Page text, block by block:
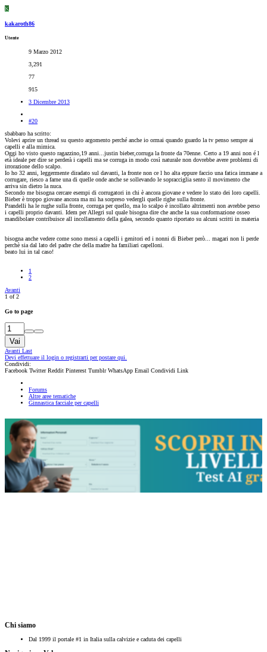
K
kakaroth86
Utente
9 Marzo 2012
3,291
77
915
3 Dicembre 2013
#20
sbabbaro ha scritto:
Volevi aprire un thread su questo argomento perché anche io ormai quando guardo la tv penso sempre ai
capelli e alla mimica.
Oggi ho visto questo ragazzino,19 anni...justin bieber,corruga la fronte da 70enne. Certo a 19 anni non é l
età ideale per dire se perderà i capelli ma se corruga in modo così naturale non dovrebbe avere problemi di
irrorazione dello scalpo.
Io ho 32 anni, leggermente diradato sul davanti, la fronte non ce l ho alta eppure faccio una fatica immane a
corrugare, riesco a farne una di quelle onde anche se sollevando le sopracciglia sento il movimento che
arriva sin dietro la nuca.
Secondo me bisogna cercare esempi di corrugatori in chi è ancora giovane e vedere lo stato dei loro capelli.
Bieber è troppo giovane ancora ma mi ha sorpreso vedergli quelle righe sulla fronte.
Prandelli ha le rughe sulla fronte, corruga per quello, ma lo scalpo è incollato altrimenti non avrebbe perso
i capelli proprio davanti. Idem per Allegri sul quale bisogna dire che anche la sua conformazione osseo
mandibolare contribuisce all incollamento della galea, secondo quanto riportato su alcuni scritti in materia
bisogna anche vedere come sono messi a capelli i genitori ed i nonni di Bieber però... magari non li perde
perchè sia dal lato del padre che della madre ha familiari capelloni.
beato lui in tal caso!
1
2
Avanti
1 of 2
Go to page
Vai
Avanti Last
Devi effettuare il login o registrarti per postare qui.
Condividi:
Facebook Twitter Reddit Pinterest Tumblr WhatsApp Email Condividi Link
Forums
Altre aree tematiche
Ginnastica facciale per capelli
Chi siamo
Dal 1999 il portale #1 in Italia sulla calvizie e caduta dei capelli